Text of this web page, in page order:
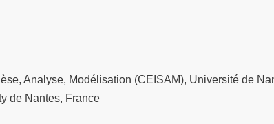
Analyse, Modélisation (CEISAM), Université de
de Nantes, France